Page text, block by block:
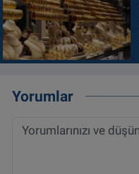
Yorumlar